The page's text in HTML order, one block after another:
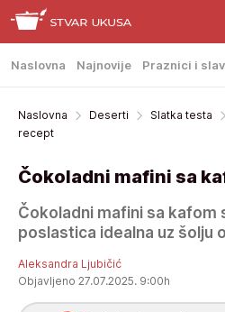
Naslovna Najnovije Praznici i
Naslovna Deserti Slatka testa
recept
Čokoladni mafini sa
Čokoladni mafini sa kafom
poslastica idealna uz šolju
Aleksandra Ljubičić
Objavljeno 27.07.2025. 9:00h